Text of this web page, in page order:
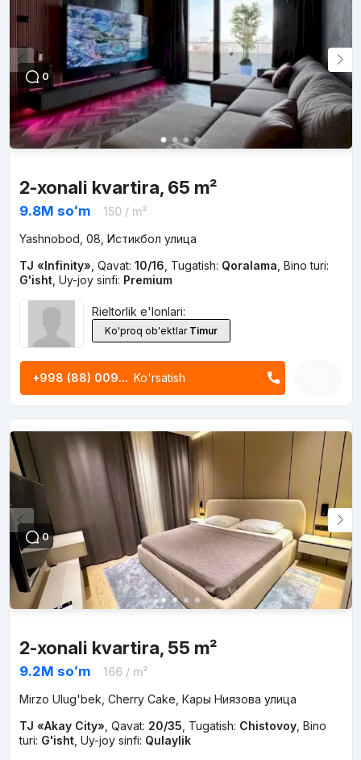
0
2-xonali kvartira, 65 m²
9.8M soʻm 150/ m²
Yashnobod, 08, Истикбол улица
TJ «Infinity» Qavat: 10/16 Tugatish: Qoralama Bino turi:
G'isht, Uy-joy sinfi: Premium
Rieltorlik e'lonlari:
Ko'proq ob'ektlar Timur
+998 (88) 009... Ko'rsatish
0
2-xonali kvartira, 55 m²
9.2M soʻm 166/ m²
Mirzo Ulug'bek, Cherry Cake, Кары Ниязова улица
TJ «Akay City» Qavat: 20/35 Tugatish: Chistovoy, Bino
turi: G'isht, Uy-joy sinfi: Qulaylik